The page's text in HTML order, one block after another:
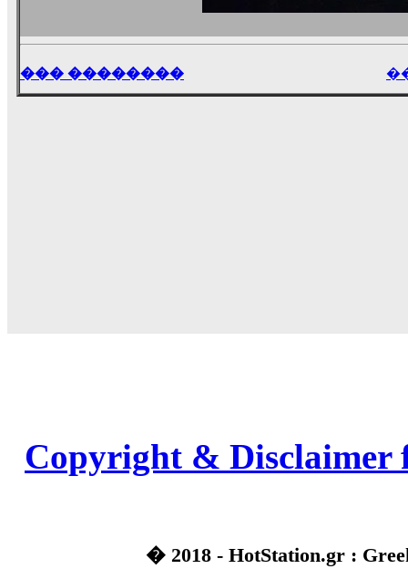
��� ��������
Copyright & Disclaimer
� 2018 - HotStation.gr :